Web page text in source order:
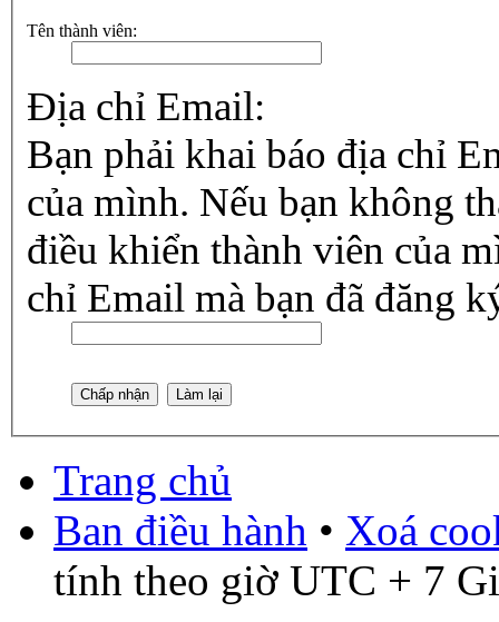
Tên thành viên:
Địa chỉ Email:
Bạn phải khai báo địa chỉ
của mình. Nếu bạn không
điều khiển thành viên của
chỉ Email mà bạn đã đăng
Trang chủ
Ban điều hành • Xoá
tính theo giờ UTC + 7